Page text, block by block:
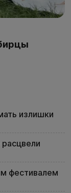
излишки
фестивалем